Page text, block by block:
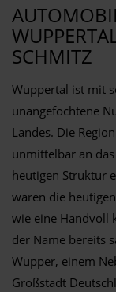
SCHMITZ
Wuppertal ist mit
unangefochtene
Landes. Die
unmittelbar an
heutigen Struktur
waren die
wie eine Handvoll
der Name bereits
Wupper, einem
Großstadt